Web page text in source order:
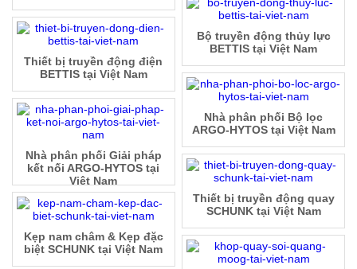
Bộ truyền động thủy lực
BETTIS tại Việt Nam
Thiết bị truyền động điện
BETTIS tại Việt Nam
Nhà phân phối Bộ lọc
ARGO-HYTOS tại Việt Nam
Nhà phân phối Giải pháp
kết nối ARGO-HYTOS tại
Việt Nam
Thiết bị truyền động quay
SCHUNK tại Việt Nam
Kẹp nam châm & Kẹp đặc
biệt SCHUNK tại Việt Nam